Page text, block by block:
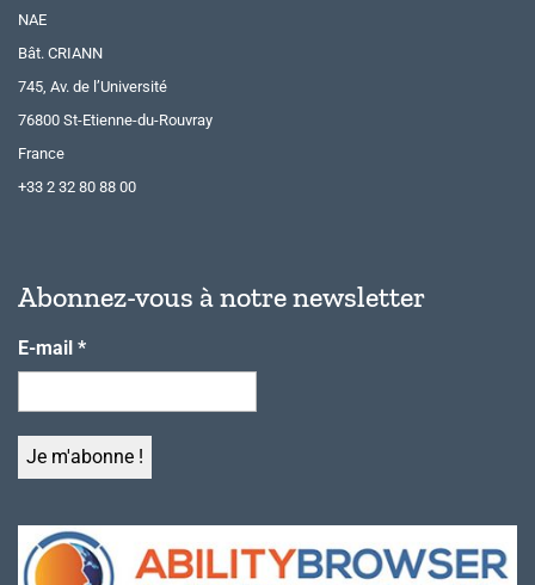
NAE
Bât. CRIANN
745, Av. de l’Université
76800 St-Etienne-du-Rouvray
France
+33 2 32 80 88 00
Abonnez-vous à notre newsletter
E-mail *